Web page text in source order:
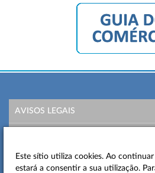
AVISOS LEGAIS
MAPA DO SITE
Este sítio utiliza cookies. Ao
estará a consentir a sua utilização.